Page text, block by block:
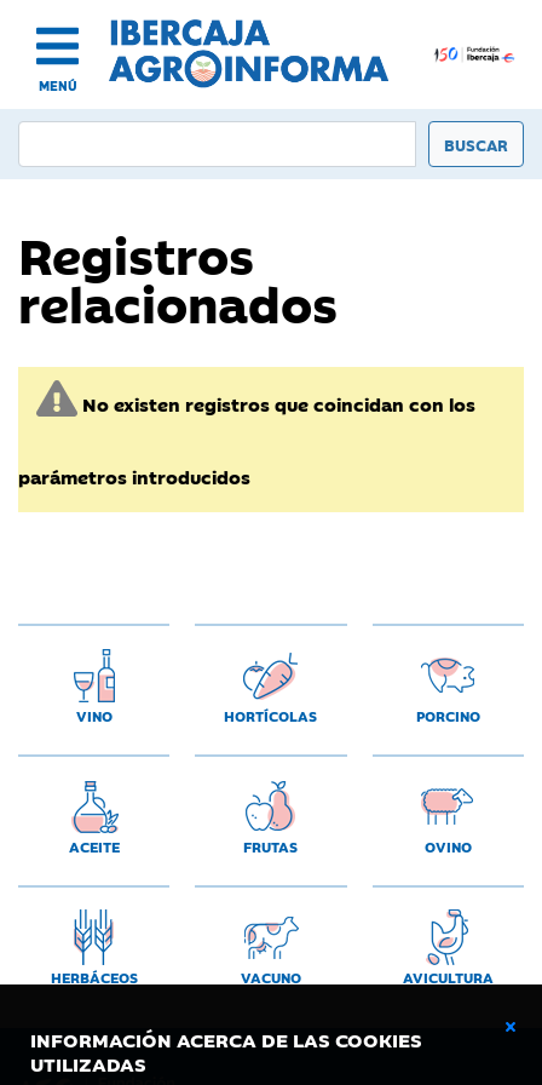
MENÚ
INFORMACIÓN ACERCA DE LAS COOKIES
UTILIZADAS
Registros
relacionados
No existen registros que coincidan con los
parámetros introducidos
VINO HORTÍCOLAS PORCINO
ACEITE FRUTAS OVINO
HERBÁCEOS VACUNO AVICULTURA